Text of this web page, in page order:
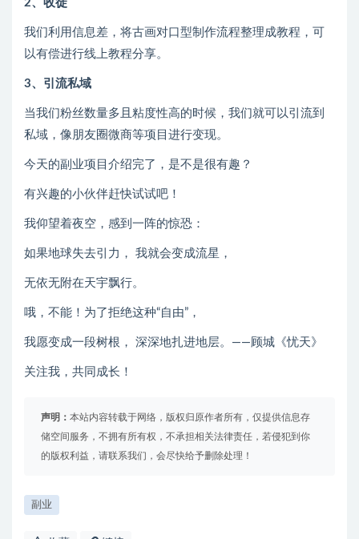
2、收徒
我们利用信息差，将古画对口型制作流程整理成教程，可
以有偿进行线上教程分享。
3、引流私域
当我们粉丝数量多且粘度性高的时候，我们就可以引流到
私域，像朋友圈微商等项目进行变现。
今天的副业项目介绍完了，是不是很有趣？
有兴趣的小伙伴赶快试试吧！
我仰望着夜空，感到一阵的惊恐：
如果地球失去引力， 我就会变成流星，
无依无附在天宇飘行。
哦，不能！为了拒绝这种“自由”，
我愿变成一段树根， 深深地扎进地层。——顾城《忧天》
关注我，共同成长！
声明： 本站内容转载于网络，版权归原作者所有，仅提供信息存
储空间服务，不拥有所有权，不承担相关法律责任，若侵犯到你
的版权利益，请联系我们，会尽快给予删除处理！
副业